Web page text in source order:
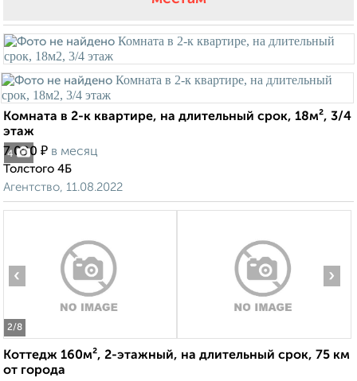
4
Комната в 2-к квартире, на длительный срок, 18м², 3/4
этаж
7 000 ₽ в месяц
Толстого 4Б
Агентство, 11.08.2022
2/8
‹ ›
Коттедж 160м², 2-этажный, на длительный срок, 75 км
от города